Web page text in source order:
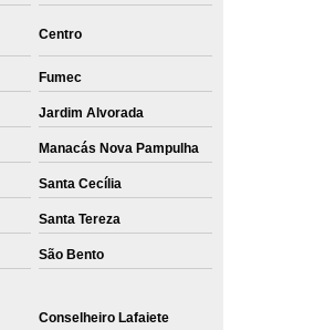
Private Label Roupas
Camiseta Algodão
de Algodão
em Camisetas
Centro
Fumec
Jardim Alvorada
Manacás Nova Pampulha
Santa Cecília
Santa Tereza
São Bento
Conselheiro Lafaiete